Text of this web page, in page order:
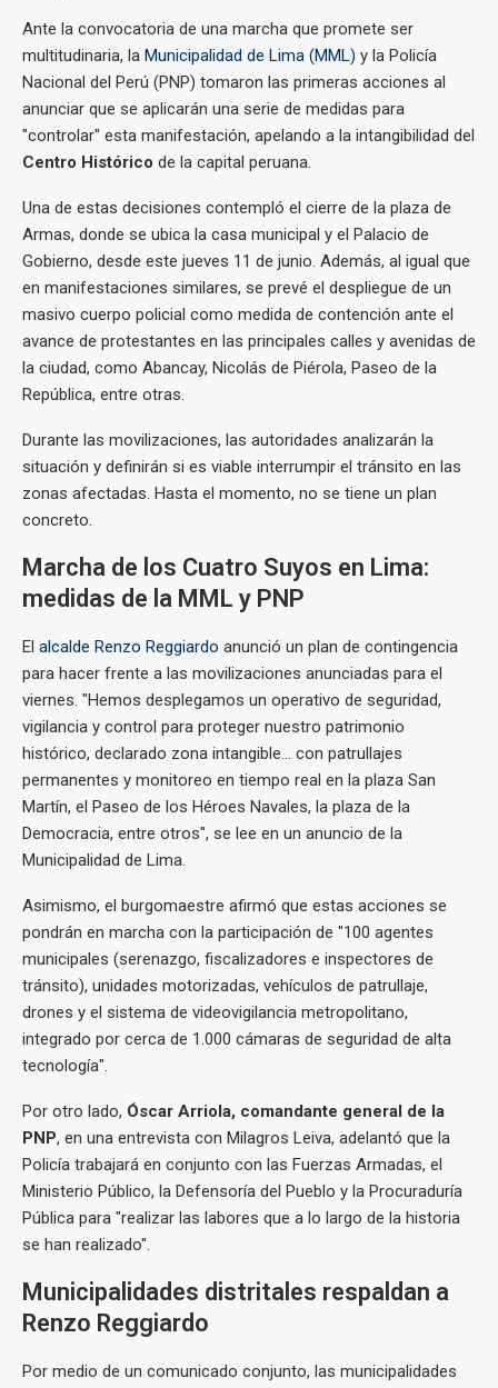
Ante la convocatoria de una marcha que promete ser
multitudinaria, la Municipalidad de Lima (MML) y la Policía
Nacional del Perú (PNP) tomaron las primeras acciones al
anunciar que se aplicarán una serie de medidas para
"controlar" esta manifestación, apelando a la intangibilidad del
Centro Histórico de la capital peruana.
Una de estas decisiones contempló el cierre de la plaza de
Armas, donde se ubica la casa municipal y el Palacio de
Gobierno, desde este jueves 11 de junio. Además, al igual que
en manifestaciones similares, se prevé el despliegue de un
masivo cuerpo policial como medida de contención ante el
avance de protestantes en las principales calles y avenidas de
la ciudad, como Abancay, Nicolás de Piérola, Paseo de la
República, entre otras.
Durante las movilizaciones, las autoridades analizarán la
situación y definirán si es viable interrumpir el tránsito en las
zonas afectadas. Hasta el momento, no se tiene un plan
concreto.
Marcha de los Cuatro Suyos en Lima:
medidas de la MML y PNP
El alcalde Renzo Reggiardo anunció un plan de contingencia
para hacer frente a las movilizaciones anunciadas para el
viernes. "Hemos desplegamos un operativo de seguridad,
vigilancia y control para proteger nuestro patrimonio
histórico, declarado zona intangible... con patrullajes
permanentes y monitoreo en tiempo real en la plaza San
Martín, el Paseo de los Héroes Navales, la plaza de la
Democracia, entre otros", se lee en un anuncio de la
Municipalidad de Lima.
Asimismo, el burgomaestre afirmó que estas acciones se
pondrán en marcha con la participación de "100 agentes
municipales (serenazgo, fiscalizadores e inspectores de
tránsito), unidades motorizadas, vehículos de patrullaje,
drones y el sistema de videovigilancia metropolitano,
integrado por cerca de 1.000 cámaras de seguridad de alta
tecnología".
Por otro lado, Óscar Arriola, comandante general de la
PNP, en una entrevista con Milagros Leiva, adelantó que la
Policía trabajará en conjunto con las Fuerzas Armadas, el
Ministerio Público, la Defensoría del Pueblo y la Procuraduría
Pública para "realizar las labores que a lo largo de la historia
se han realizado".
Municipalidades distritales respaldan a
Renzo Reggiardo
Por medio de un comunicado conjunto, las municipalidades